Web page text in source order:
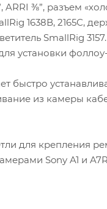
⅜”, разъем
1638В, 2165С,
SmallRig
установки
из камеры
для крепления
Sony A1 и